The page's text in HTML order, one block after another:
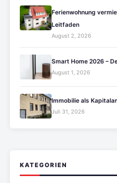
Ferienwohnung
Leitfaden
August 2, 2026
Smart Home 2026 –
August 1, 2026
Immobilie als
Juli 31, 2026
KATEGORIEN